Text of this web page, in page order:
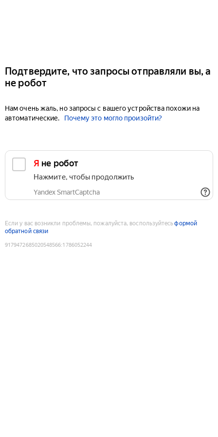
Подтвердите, что запросы отправляли вы, а
не робот
Нам очень жаль, но запросы с вашего устройства похожи на
автоматические.
Почему это могло произойти?
Я не робот
Нажмите, чтобы продолжить
Yandex SmartCaptcha
Если у вас возникли проблемы, пожалуйста, воспользуйтесьформой
обратной связи
9179472685020548566:1786052244